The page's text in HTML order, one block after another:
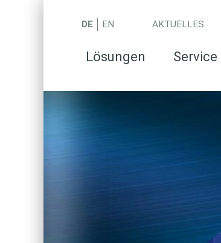
DE EN AKTUELLES
Lösungen Service